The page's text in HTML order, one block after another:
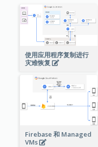
使用应用程序复制进行
灾难恢复
Firebase 和 Managed
VMs